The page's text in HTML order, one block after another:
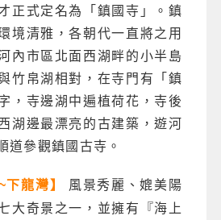
正式定名為「鎮國寺」。鎮
境清雅，各朝代一直將之用
內市區北面西湖畔的小半島
竹帛湖相對，在寺門有「鎮
，寺邊湖中遍植荷花，寺後
湖邊最漂亮的古建築，遊河
道參觀鎮國古寺。
下龍灣】
風景秀麗、媲美陽
大奇景之一，並擁有『海上